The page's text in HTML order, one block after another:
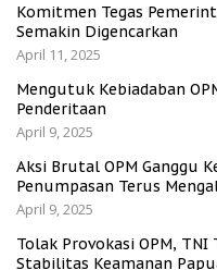
Komitmen Tegas
Semakin Digencarkan
April 11, 2025
Mengutuk Kebiadaban
Penderitaan
April 9, 2025
Aksi Brutal OPM Ganggu
Penumpasan Terus
April 9, 2025
Tolak Provokasi OPM, TNI
Stabilitas Keamanan